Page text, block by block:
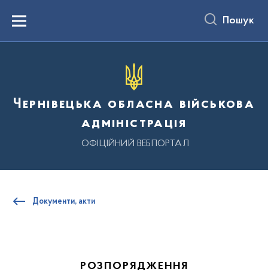
вмістуMenu Пошук
Чернівецька обласна військова
адміністрація
ОФІЦІЙНИЙ ВЕБПОРТАЛ
Документи, акти
РОЗПОРЯДЖЕННЯ